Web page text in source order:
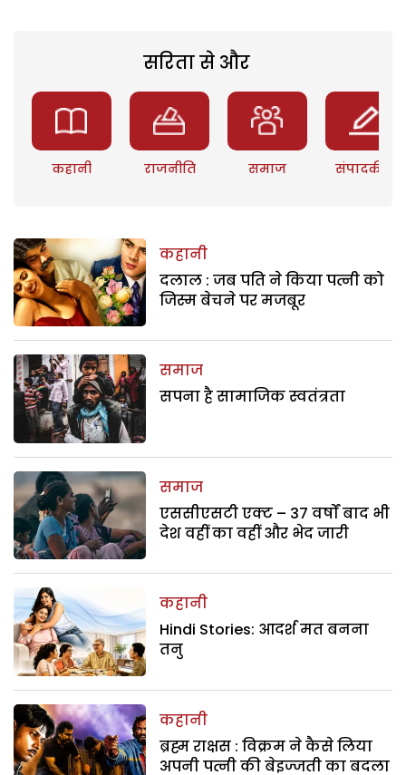
सरिता से और
कहानी राजनीति समाज संपादकीय
कहानी
दलाल : जब पति ने किया पत्नी को
जिस्म बेचने पर मजबूर
समाज
सपना है सामाजिक स्वतंत्रता
समाज
एससीएसटी एक्ट – 37 वर्षों बाद भी
देश वहीं का वहीं और भेद जारी
कहानी
Hindi Stories: आदर्श मत बनना
तनु
कहानी
ब्रह्म राक्षस : विक्रम ने कैसे लिया
अपनी पत्नी की बेइज्जती का बदला